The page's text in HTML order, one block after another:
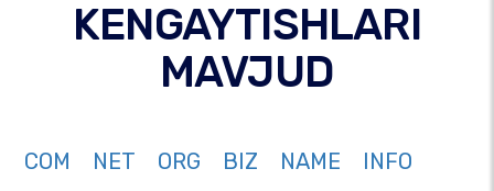
KENGAYTISHLARI
MAVJUD
COM NET ORG BIZ NAME
INFO